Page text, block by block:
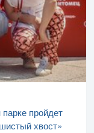
пройдет
хвост»